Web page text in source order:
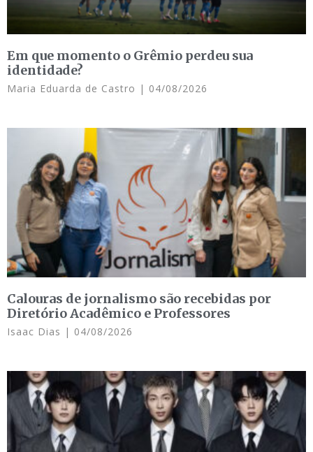
Em que momento o Grêmio perdeu sua
identidade?
Maria Eduarda de Castro 04/08/2026
Calouras de jornalismo são recebidas por
Diretório Acadêmico e Professores
Isaac Dias 04/08/2026